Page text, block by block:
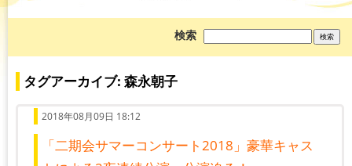
検索
を
タグアーカイブ: 森永朝子
2018年08月09日 18:12
「二期会サマーコンサート2018」豪華キャス